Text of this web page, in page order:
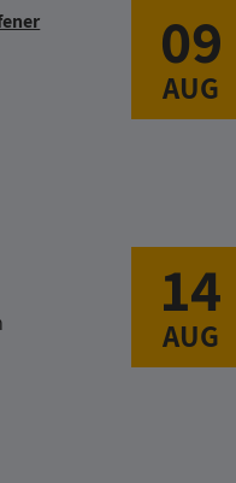
09
AUG
14
AUG